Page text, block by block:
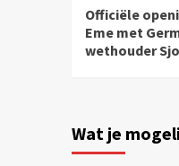
Officiële
Eme met
wethouder
Wat je